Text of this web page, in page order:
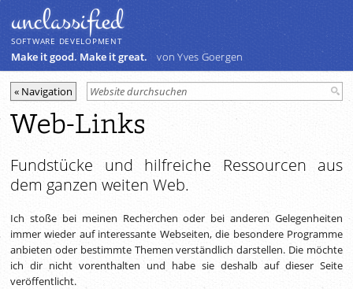
unclassiﬁed
SOFTWARE DEVELOPMENT
Make it good. Make it great. von Yves Goergen
Web-Links
Fundstücke und hilfreiche Ressourcen aus
dem ganzen weiten Web.
Ich stoße bei meinen Recherchen oder bei anderen Gelegenheiten
immer wieder auf interessante Webseiten, die besondere Programme
anbieten oder bestimmte Themen verständlich darstellen. Die möchte
ich dir nicht vorenthalten und habe sie deshalb auf dieser Seite
veröffentlicht.